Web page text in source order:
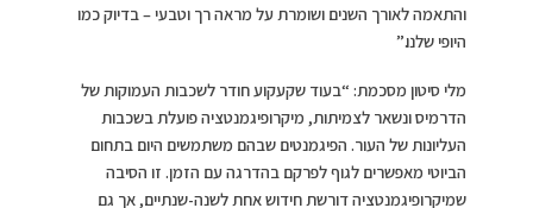
והתאמה לאורך השנים ושומרת על מראה רך וטבעי – בדיוק כמו
היופי שלנו.”
מלי סיטון מסכמת: “בעוד שקעקוע חודר לשכבות העמוקות של
הדרמיס ונשאר לצמיתות, מיקרופיגמנטציה פועלת בשכבות
העליונות של העור. הפיגמנטים שבהם משתמשים היום בתחום
הביוטי מאפשרים לגוף לפרקם בהדרגה עם הזמן. זו הסיבה
שמיקרופיגמנטציה דורשת חידוש אחת לשנה-שנתיים, אך גם